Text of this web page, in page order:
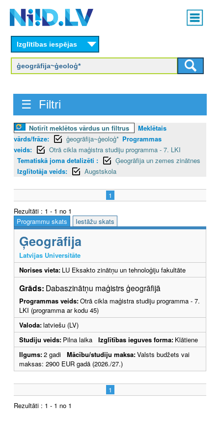
content
Main
menu
Izglītības iespējas
☰ Filtri
Notīrīt meklētos vārdus un filtrus
Meklētais
vārds/frāze:
ģeogrāfija~ģeoloģ* Programmas
veids:
Otrā cikla maģistra studiju programma - 7. LKI
Tematiskā joma detalizēti :
Ģeogrāfija un zemes zinātnes
Izglītotāja veids:
Augstskola
1
Rezultāti : 1 - 1 no 1
Programmu skats
Iestāžu skats
Ģeogrāfija
Latvijas Universitāte
Norises vieta: LU Eksakto zinātņu un tehnoloģiju fakultāte
Grāds: Dabaszinātņu maģistrs ģeogrāfijā
Programmas veids:Otrā cikla maģistra studiju programma - 7.
LKI (programma ar kodu 45)
Valoda:latviešu (LV)
Studiju veids: Pilna laika Izglītības ieguves forma: Klātiene
Ilgums:2 gadi Mācību/studiju maksa:Valsts budžets vai
maksas: 2900 EUR gadā (2026./27.)
1
Rezultāti : 1 - 1 no 1